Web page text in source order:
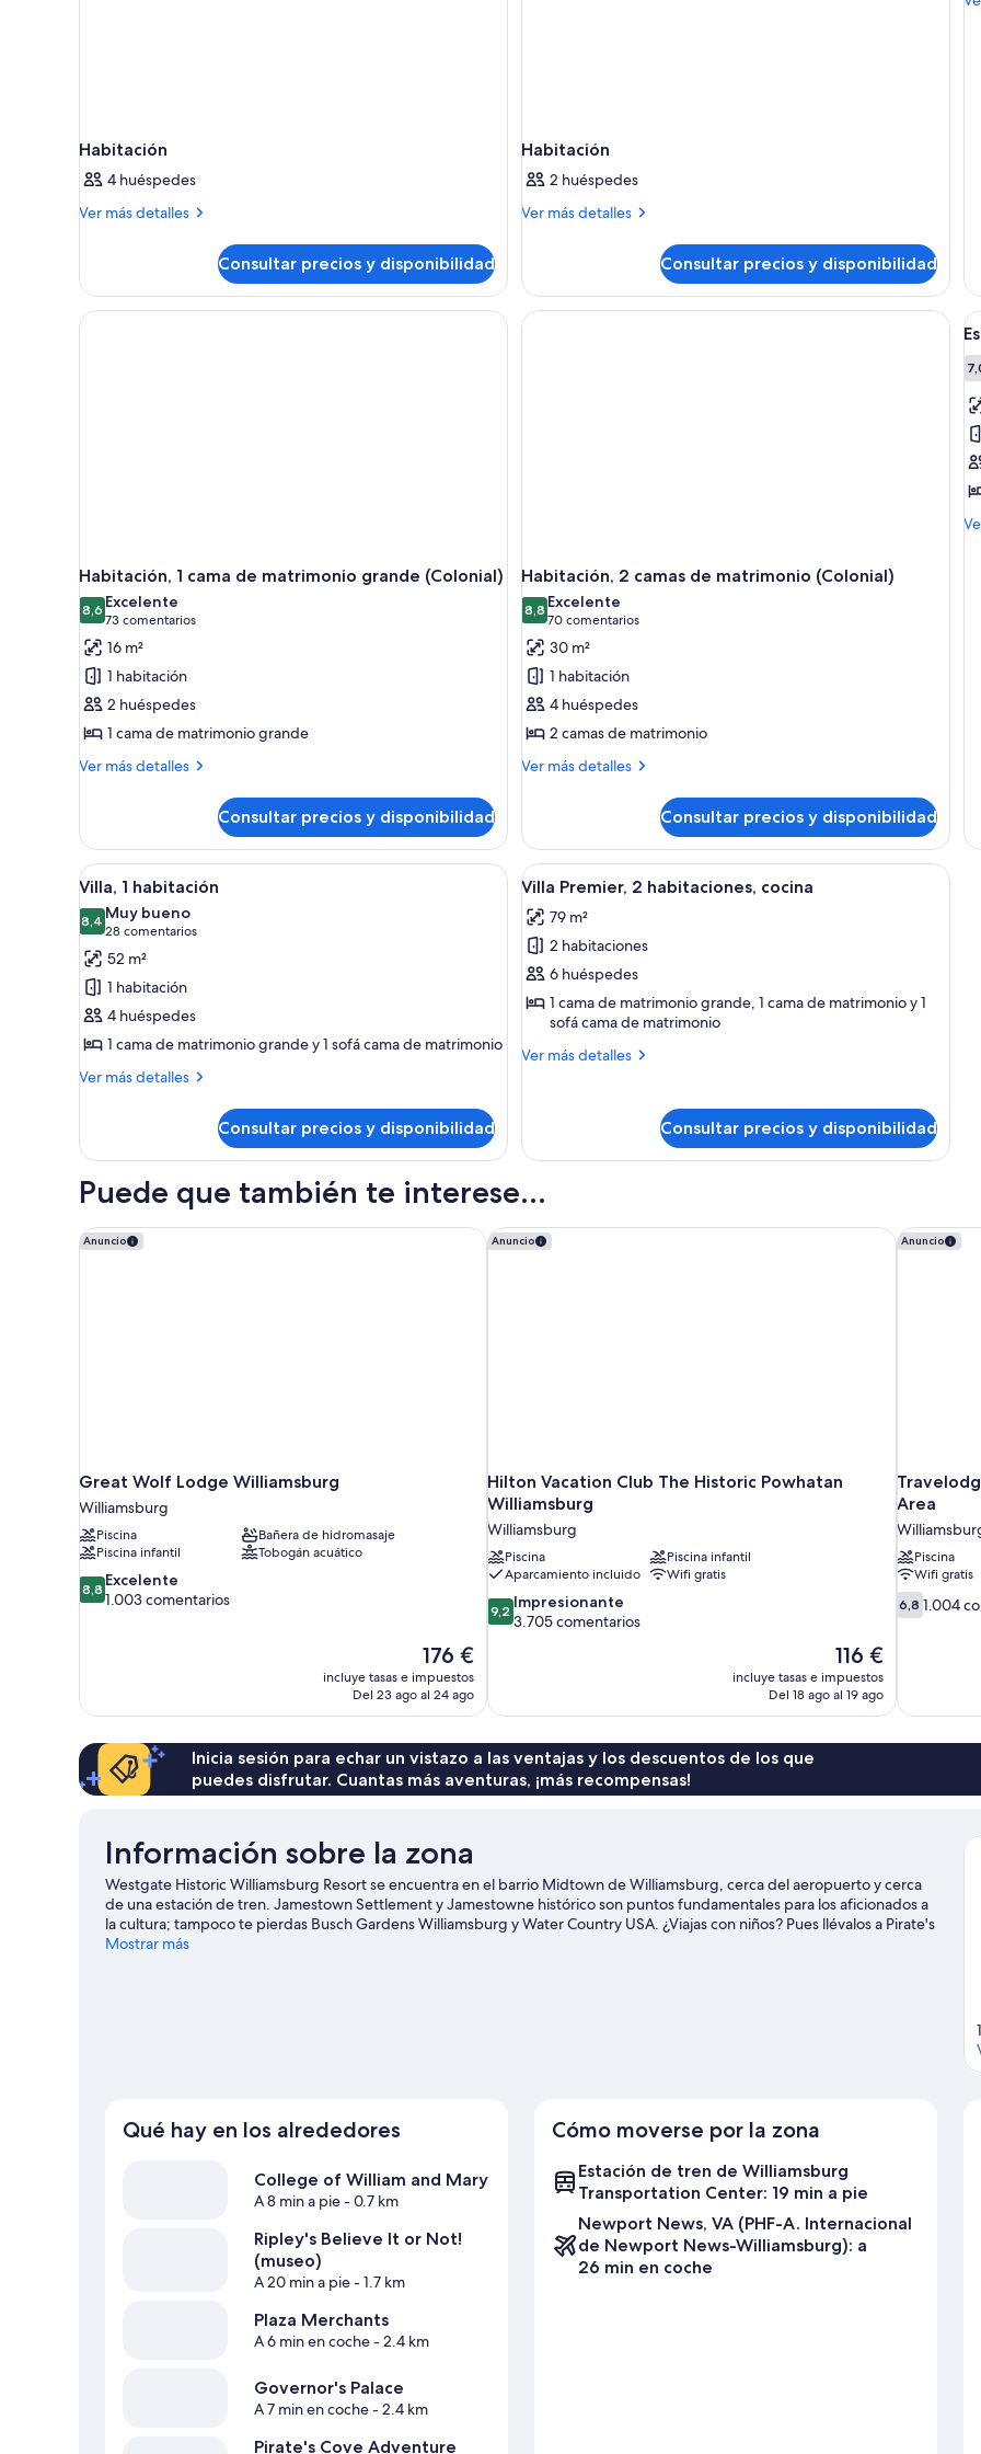
Habitación
4 huéspedes
Ver más detalles
Más
Consultar precios y disponibilidad
Habitación
2 huéspedes
Ver más detalles
Más
Consultar precios y disponibilidad
Habitación, 1 cama de matrimonio grande (Colonial)
8,68,6 de 10
Excelente
73 comentarios
(73 comentarios)
16 m²
1 habitación
2 huéspedes
1 cama de matrimonio grande
Ver más detalles
Más
1
cama
de
matrimonio
grande
(Colonial)
Consultar precios y disponibilidad
Habitación, 2 camas de matrimonio (Colonial)
8,88,8 de 10
Excelente
70 comentarios
(70 comentarios)
30 m²
1 habitación
4 huéspedes
2 camas de matrimonio
Ver más detalles
Más
2
camas
de
(Colonial)
Consultar precios y disponibilidad
Abrir
todas
las
fotos
de
Villa,
1
habitación
Una sala moderna con un sofá blanco, una mesa de centro de madera y un ventilador de techo.
5
Villa, 1 habitación
8,48,4 de 10
Muy bueno
28 comentarios
(28 comentarios)
52 m²
1 habitación
4 huéspedes
1 cama de matrimonio grande y 1 sofá cama de matrimonio
Ver más detalles
Más
1
Consultar precios y disponibilidad
Abrir
todas
las
fotos
de
Villa
Premier,
2
Una sala moderna con un sofá
8
Villa Premier, 2 habitaciones, cocina
79 m²
2 habitaciones
6 huéspedes
1 cama de matrimonio grande, 1 cama de matrimonio y 1
sofá cama de matrimonio
Ver más detalles
Más
2
Consultar precios y disponibilidad
Puede que también te interese...
Anuncio
Great Wolf Lodge Williamsburg
Williamsburg
Piscina
Bañera de hidromasaje
Piscina infantil
Tobogán acuático
8.8
sobre
8,8 Excelente
1.003 comentarios
El
precio
actual
176 €
176 €
incluye tasas e impuestos
Del 23 ago al 24 ago
Great Wolf Lodge Williamsburg Anuncio
Hilton Vacation Club The Historic Powhatan
Williamsburg
Williamsburg
Piscina
Piscina infantil
Aparcamiento incluido
Wifi gratis
9.2
sobre
9,2 Impresionante
3.705 comentarios
El
precio
actual
116 €
116 €
incluye tasas e impuestos
Del 18 ago al 19 ago
Hilton Vacation Club The Historic Powhatan Williamsburg
Anuncio
Area
Piscina
Wifi gratis
6.8
sobre
6,8 1.004
Inicia sesión para echar un vistazo a las ventajas y los descuentos de los que
puedes disfrutar. Cuantas más aventuras, ¡más recompensas!
Información sobre la zona
Westgate Historic Williamsburg Resort se encuentra en el barrio Midtown de Williamsburg, cerca del aeropuerto y cerca
de una estación de tren. Jamestown Settlement y Jamestowne histórico son puntos fundamentales para los aficionados a
la cultura; tampoco te pierdas Busch Gardens Williamsburg y Water Country USA. ¿Viajas con niños? Pues llévalos a Pirate's
Cove Adventure Golf y, si te apetece disfrutar de un evento especial, consulta el calendario de Estadio Walter J. Zable en
Mostrar más
Qué hay en los alrededores
College of William and Mary
A 8 min a pie- 0.7 km
Ripley's Believe It or Not!
(museo)
A 20 min a pie- 1.7 km
Plaza Merchants
A 6 min en coche- 2.4 km
Governor's Palace
A 7 min en coche- 2.4 km
Pirate's Cove Adventure
Cómo moverse por la zona
Estación de tren de Williamsburg
Transportation Center: 19 min a pie
Newport News, VA (PHF-A. Internacional
de Newport News-Williamsburg): a
26 min en coche